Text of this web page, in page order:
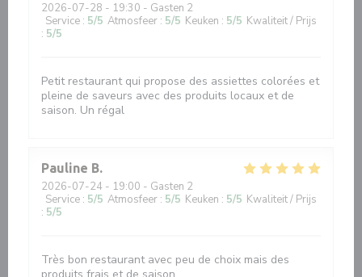
2026-07-28 - 19:30 - Gasten 2
Service : 5/5 Atmosfeer : 5/5 Keuken : 5/5 Kwaliteit / Prijs
: 5/5
Petit restaurant qui propose des assiettes colorées et
pleine de saveurs avec des produits locaux et de
saison. Un régal
Pauline B
2026-07-24 - 19:00 - Gasten 2
Service : 5/5 Atmosfeer : 5/5 Keuken : 5/5 Kwaliteit / Prijs
: 5/5
Très bon restaurant avec peu de choix mais des